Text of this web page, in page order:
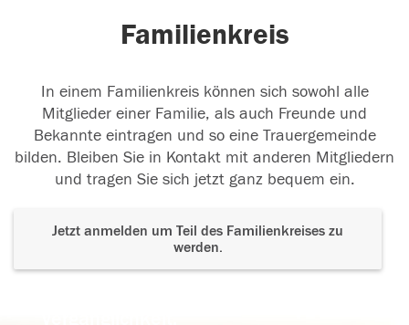
Familienkreis
In einem Familienkreis können sich sowohl alle
Mitglieder einer Familie, als auch Freunde und
Bekannte eintragen und so eine Trauergemeinde
bilden. Bleiben Sie in Kontakt mit anderen Mitgliedern
und tragen Sie sich jetzt ganz bequem ein.
Jetzt anmelden um Teil des Familienkreises zu
werden.